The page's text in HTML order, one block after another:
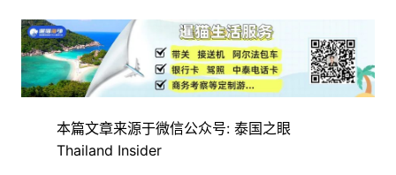
本篇文章来源于微信公众号: 泰国之眼
Thailand Insider